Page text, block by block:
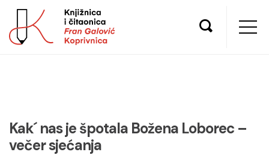
Kak´ nas je špotala Božena Loborec –
večer sjećanja